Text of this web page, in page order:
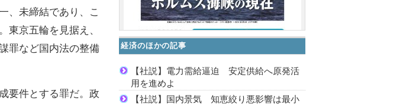
、未締結であり、こ
東京五輪を見据え、
罪など国内法の整備
要件とする罪だ。政
経済のほかの記事
【社説】電力需給逼迫 安定供給へ原発活
用を進めよ
【社説】国内景気 知恵絞り悪影響は最小